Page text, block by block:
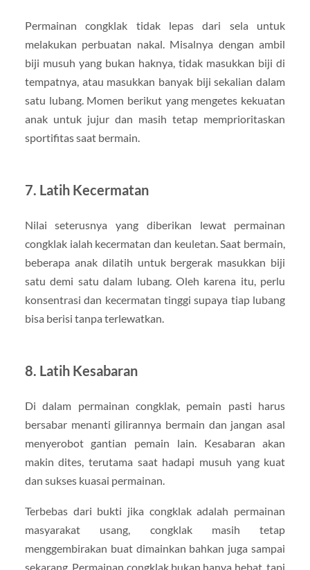
Permainan congklak tidak lepas dari sela untuk
melakukan perbuatan nakal. Misalnya dengan ambil
biji musuh yang bukan haknya, tidak masukkan biji di
tempatnya, atau masukkan banyak biji sekalian dalam
satu lubang. Momen berikut yang mengetes kekuatan
anak untuk jujur dan masih tetap memprioritaskan
sportifitas saat bermain.
7. Latih Kecermatan
Nilai seterusnya yang diberikan lewat permainan
congklak ialah kecermatan dan keuletan. Saat bermain,
beberapa anak dilatih untuk bergerak masukkan biji
satu demi satu dalam lubang. Oleh karena itu, perlu
konsentrasi dan kecermatan tinggi supaya tiap lubang
bisa berisi tanpa terlewatkan.
8. Latih Kesabaran
Di dalam permainan congklak, pemain pasti harus
bersabar menanti gilirannya bermain dan jangan asal
menyerobot gantian pemain lain. Kesabaran akan
makin dites, terutama saat hadapi musuh yang kuat
dan sukses kuasai permainan.
Terbebas dari bukti jika congklak adalah permainan
masyarakat usang, congklak masih tetap
menggembirakan buat dimainkan bahkan juga sampai
sekarang. Permainan congklak bukan hanya hebat, tapi